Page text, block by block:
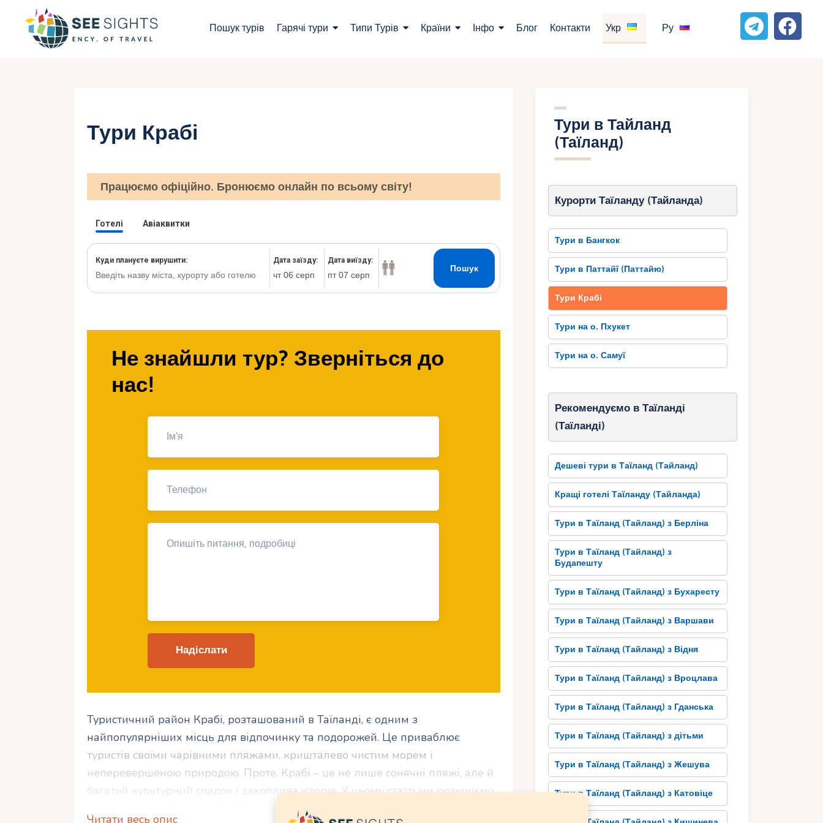
Пошук турів Гарячі тури Типи Турів Країни Інфо Блог Контакти Укр Ру
Блог
Укр
Ру
Тури Крабі
Працюємо офіційно. Бронюємо онлайн по всьому світу!
Не знайшли тур? Зверніться до
нас!
Туристичний район Крабі, розташований в Таїланді, є одним з
найпопулярніших місць для відпочинку та подорожей. Це приваблює
туристів своїми чарівними пляжами, кришталево чистим морем і
неперевершеною природою. Проте, Крабі – це не лише сонячні пляжі, але й
багатий культурний спадок і захоплива історія. У цьому статті ми розкриємо
таємниці привабливості Крабі, розповімо про незабутні місця для
Читати весь опис
Тури в Тайланд
(Таїланд)
Курорти Таїланду (Тайланда)
Тури в Бангкок
Тури в Паттайї (Паттайю)
Тури Крабі
Тури на о. Пхукет
Тури на о. Самуї
Рекомендуємо в Таїланді
(Таїланді)
Дешеві тури в Таїланд (Тайланд)
Кращі готелі Таїланду (Тайланда)
Тури в Таїланд (Тайланд) з Берліна
Тури в Таїланд (Тайланд) з
Будапешту
Тури в Таїланд (Тайланд) з Бухаресту
Тури в Таїланд (Тайланд) з Варшави
Тури в Таїланд (Тайланд) з Відня
Тури в Таїланд (Тайланд) з Вроцлава
Тури в Таїланд (Тайланд) з Гданська
Тури в Таїланд (Тайланд) з дітьми
Тури в Таїланд (Тайланд) з Жешува
Тури в Таїланд (Тайланд) з Катовіце